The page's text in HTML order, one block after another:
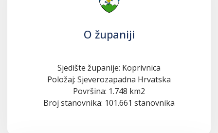
O županiji
Sjedište županije: Koprivnica
Položaj: Sjeverozapadna Hrvatska
Površina: 1.748 km2
Broj stanovnika: 101.661 stanovnika